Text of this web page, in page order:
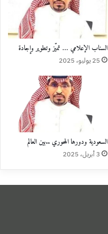
السناب الإعلامي … تميّز وتطوير وإجادة
25 يوليو، 2025
السعودية ودورها المحوري ..بين العالم
3 أبريل، 2025